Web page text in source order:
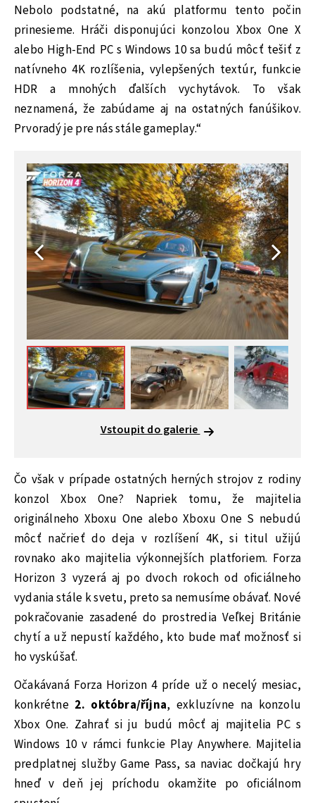
Nebolo podstatné, na akú platformu tento počin
prinesieme. Hráči disponujúci konzolou Xbox One X
alebo High-End PC s Windows 10 sa budú môcť tešiť z
natívneho 4K rozlíšenia, vylepšených textúr, funkcie
HDR a mnohých ďalších vychytávok. To však
neznamená, že zabúdame aj na ostatných fanúšikov.
Prvoradý je pre nás stále gameplay.“
Vstoupit do galerie
Čo však v prípade ostatných herných strojov z rodiny
konzol Xbox One? Napriek tomu, že majitelia
originálneho Xboxu One alebo Xboxu One S nebudú
môcť načrieť do deja v rozlíšení 4K, si titul užijú
rovnako ako majitelia výkonnejších platforiem. Forza
Horizon 3 vyzerá aj po dvoch rokoch od oficiálneho
vydania stále k svetu, preto sa nemusíme obávať. Nové
pokračovanie zasadené do prostredia Veľkej Británie
chytí a už nepustí každého, kto bude mať možnosť si
ho vyskúšať.
Očakávaná Forza Horizon 4 príde už o necelý mesiac,
konkrétne2. októbra/října, exkluzívne na konzolu
Xbox One. Zahrať si ju budú môcť aj majitelia PC s
Windows 10 v rámci funkcie Play Anywhere. Majitelia
predplatnej služby Game Pass, sa naviac dočkajú hry
hneď v deň jej príchodu okamžite po oficiálnom